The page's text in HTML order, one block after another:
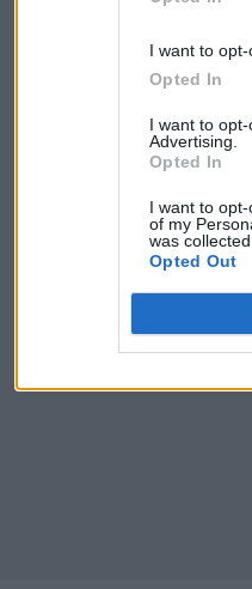
I want to
Opted In
I want to
Advertising.
Opted In
I want to
of my
was collected.
Opted Out